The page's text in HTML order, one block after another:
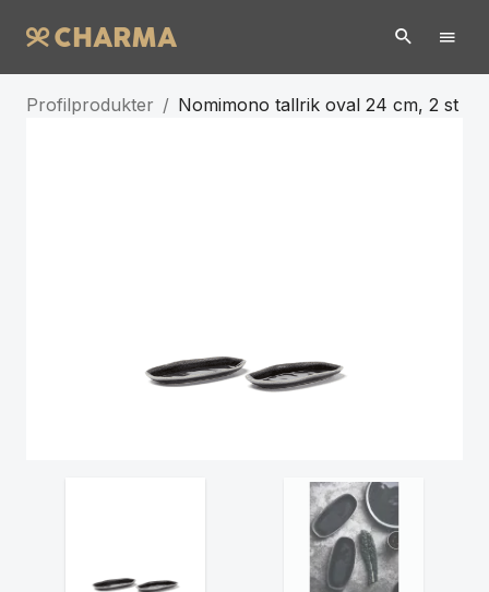
Profilprodukter / Nomimono tallrik oval 24 cm, 2 st